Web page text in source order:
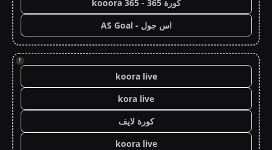
كورة 365 - kooora 365
اس جول - AS Goal
!
koora live
kora live
كورة لايف
koora live